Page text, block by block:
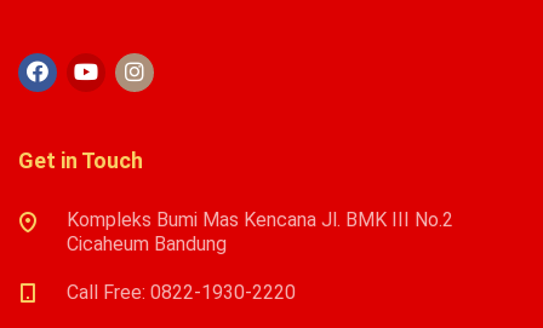
Get in Touch
Kompleks Bumi Mas Kencana Jl. BMK III No.2
Cicaheum Bandung
Call Free: 0822-1930-2220